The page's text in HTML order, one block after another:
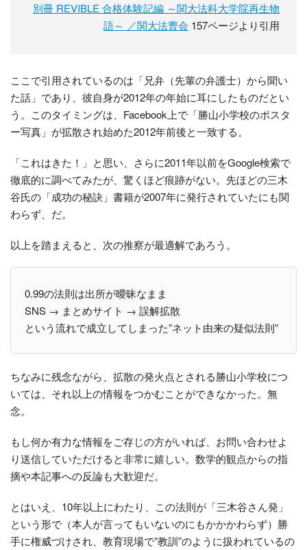
別冊 REVIBLE 合格体験記編 ～関大法科大学院再生物
語～ ／関大法曹会 157ページより引用
ここで引用されているのは「兄弁（先輩の弁護士）から聞い
た話」であり、彼自身が2012年の年始に耳にしたものだとい
う。このタイミングは、Facebook上で「勝山小学校のポスタ
ー写真」が拡散され始めた2012年前後と一致する。
「これはきた！」と思い、さらに2011年以前をGoogle検索で
徹底的に調べてみたが、驚くほど痕跡がない。先ほどの三木
谷氏の「成功の秘訣」書籍が2007年に発行されていたにも関
わらず、だ。
以上を踏まえると、次の推察が最適解であろう。
0.99の法則は出所が曖昧なまま
SNS → まとめサイト → 誤解拡散
という流れで成立してしまった”ネット由来の疑似法則”
ちなみに残念ながら、拡散の発火点とされる勝山小学校につ
いては、それ以上の情報をつかむことができなかった。無
念。
もし何か有力な情報をご存じの方がいれば、お問い合わせよ
り送信していただけると非常に嬉しい。数学的観点からの指
摘や本記事への反論も大歓迎だ。
とはいえ、10年以上にわたり、この法則が「三木谷さん発」
という形で（本人が言ってもいないのにもかかかわらず）勝
手に権威づけされ、教育現場で”教訓”のように扱われているの